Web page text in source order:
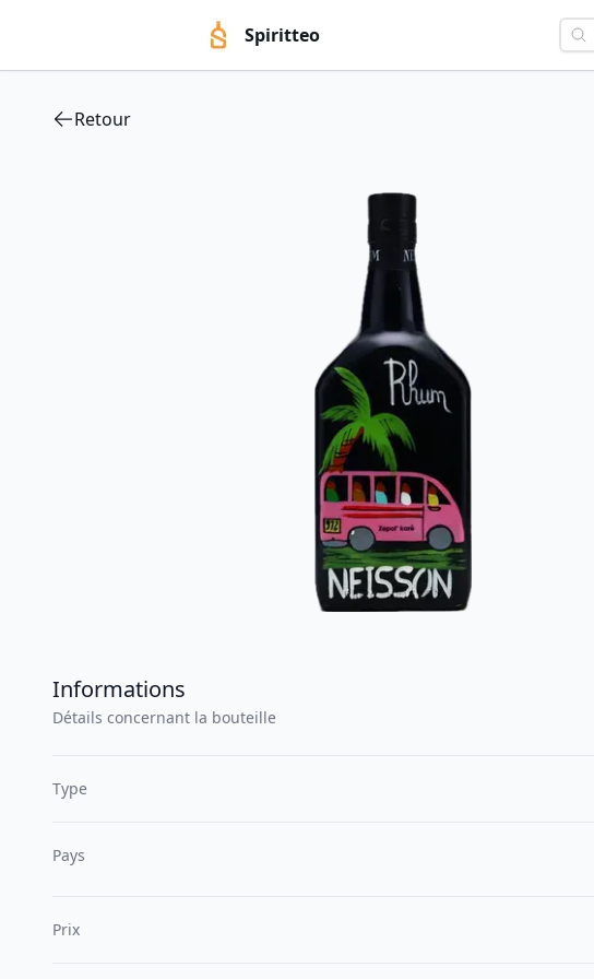
Spiritteo
Retour
Informations
Détails concernant la bouteille
Type
Pays
Prix